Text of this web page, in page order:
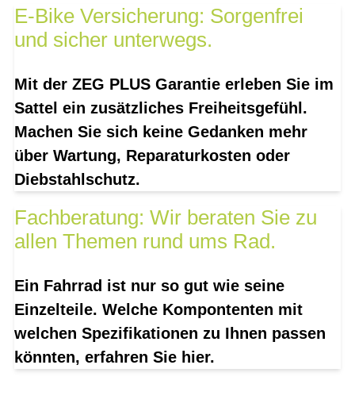
E-Bike Versicherung: Sorgenfrei
und sicher unterwegs.
Mit der ZEG PLUS Garantie erleben Sie im
Sattel ein zusätzliches Freiheitsgefühl.
Machen Sie sich keine Gedanken mehr
über Wartung, Reparaturkosten oder
Diebstahlschutz.
Fachberatung: Wir beraten Sie zu
allen Themen rund ums Rad.
Ein Fahrrad ist nur so gut wie seine
Einzelteile. Welche Kompontenten mit
welchen Spezifikationen zu Ihnen passen
könnten, erfahren Sie hier.